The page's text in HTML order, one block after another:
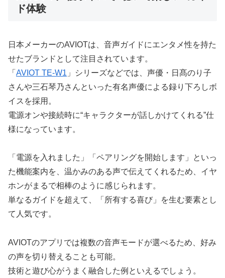
ド体験
日本メーカーのAVIOTは、音声ガイドにエンタメ性を持た
せたブランドとして注目されています。
「 AVIOT TE-W1 」シリーズなどでは、声優・日髙のり子
さんや三石琴乃さんといった有名声優による録り下ろしボ
イスを採用。
電源オンや接続時に“キャラクターが話しかけてくれる”仕
様になっています。
「電源を入れました」「ペアリングを開始します」といっ
た機能案内を、温かみのある声で伝えてくれるため、イヤ
ホンがまるで相棒のように感じられます。
単なるガイドを超えて、「所有する喜び」を生む要素とし
て人気です。
AVIOTのアプリでは複数の音声モードが選べるため、好み
の声を切り替えることも可能。
技術と遊び心がうまく融合した例といえるでしょう。